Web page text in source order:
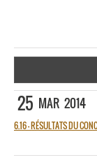
25 MAR 2014
6.16 – RÉSULTATS DU